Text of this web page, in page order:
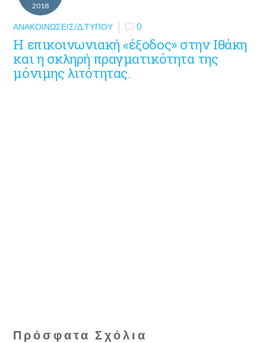
2018
ΑΝΑΚΟΙΝΏΣΕΙΣ/Δ.ΤΎΠΟΥ 0
Η επικοινωνιακή «έξοδος» στην Ιθάκη
και η σκληρή πραγματικότητα της
μόνιμης λιτότητας.
Πρόσφατα Σχόλια